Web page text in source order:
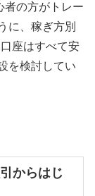
者の方がトレー
に、稼ぎ方別
口座はすべて安
を検討してい
からはじ